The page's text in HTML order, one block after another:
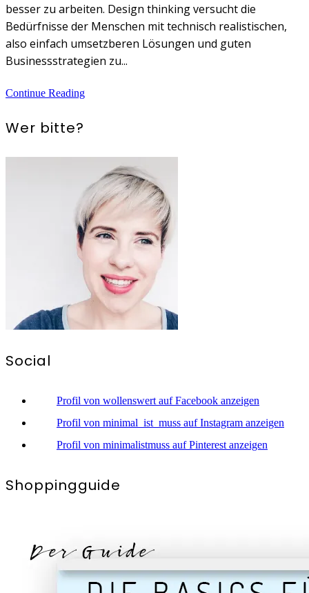
besser zu arbeiten. Design thinking versucht die
Bedürfnisse der Menschen mit technisch realistischen,
also einfach umsetzberen Lösungen und guten
Businessstrategien zu...
Continue Reading
Wer bitte?
Social
Profil von wollenswert auf Facebook anzeigen
Profil von minimal_ist_muss auf Instagram anzeigen
Profil von minimalistmuss auf Pinterest anzeigen
Shoppingguide